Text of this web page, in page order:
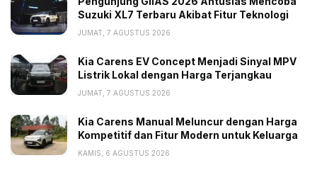
Suzuki XL7 Terbaru Akibat Fitur Teknologi
JUMAT, 7 AGUSTUS 2026
Kia Carens EV Concept Menjadi Sinyal MPV
Listrik Lokal dengan Harga Terjangkau
JUMAT, 7 AGUSTUS 2026
Kia Carens Manual Meluncur dengan Harga
Kompetitif dan Fitur Modern untuk Keluarga
KAMIS, 6 AGUSTUS 2026